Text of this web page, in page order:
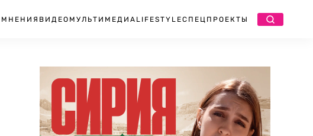
МНЕНИЯ ВИДЕО МУЛЬТИМЕДИА LIFESTYLEСПЕЦПРОЕКТЫ